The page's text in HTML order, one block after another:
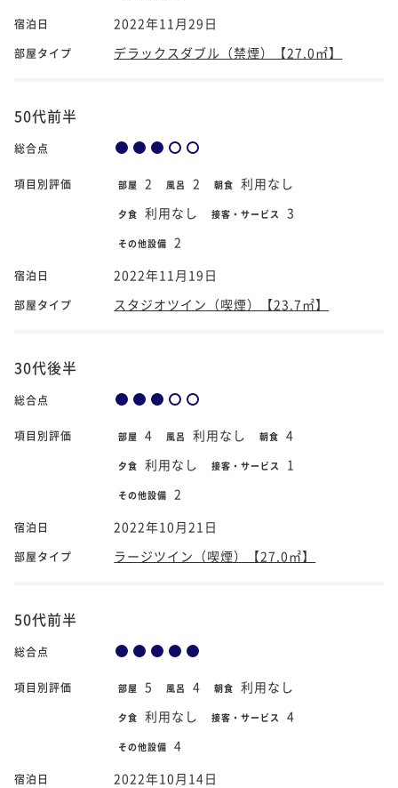
宿泊日 2022年11月29日
部屋タイプ デラックスダブル（禁煙）【27.0㎡】
50代前半
総合点
項目別評価 部屋 2 風呂 2 朝食 利用なし
夕食 利用なし 接客・サービス 3
その他設備 2
宿泊日 2022年11月19日
部屋タイプ スタジオツイン（喫煙）【23.7㎡】
30代後半
総合点
項目別評価 部屋 4 風呂 利用なし 朝食 4
夕食 利用なし 接客・サービス 1
その他設備 2
宿泊日 2022年10月21日
部屋タイプ ラージツイン（喫煙）【27.0㎡】
50代前半
総合点
項目別評価 部屋 5 風呂 4 朝食 利用なし
夕食 利用なし 接客・サービス 4
その他設備 4
宿泊日 2022年10月14日